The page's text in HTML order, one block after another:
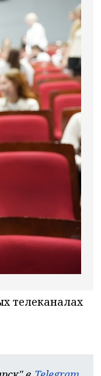
телеканалах